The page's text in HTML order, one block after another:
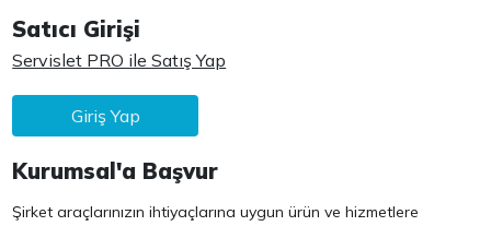
Satıcı Girişi
Servislet PRO ile Satış Yap
Giriş Yap
Kurumsal'a Başvur
Şirket araçlarınızın ihtiyaçlarına uygun ürün ve hizmetlere